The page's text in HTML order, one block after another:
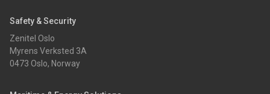
Safety & Security
Zenitel Oslo
Myrens Verksted 3A
0473 Oslo, Norway